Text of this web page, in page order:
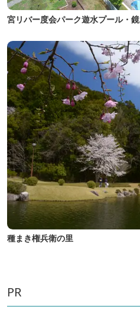
宮リバー度会パーク遊水プール・鏡
種まき権兵衛の里
PR